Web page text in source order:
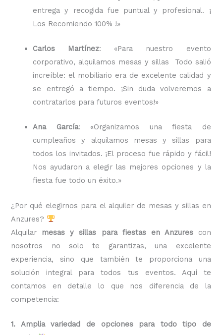
entrega y recogida fue puntual y profesional. ¡
Los Recomiendo 100% !»
Carlos Martínez: «Para nuestro evento
corporativo, alquilamos mesas y sillas Todo salió
increíble: el mobiliario era de excelente calidad y
se entregó a tiempo. ¡Sin duda volveremos a
contratarlos para futuros eventos!»
Ana García: «Organizamos una fiesta de
cumpleaños y alquilamos mesas y sillas para
todos los invitados. ¡El proceso fue rápido y fácil!
Nos ayudaron a elegir las mejores opciones y la
fiesta fue todo un éxito.»
¿Por qué elegirnos para el alquiler de mesas y sillas en
Anzures?
Alquilar mesas y sillas para fiestas en Anzures con
nosotros no solo te garantizas, una excelente
experiencia, sino que también te proporciona una
solución integral para todos tus eventos. Aquí te
contamos en detalle lo que nos diferencia de la
competencia:
1. Amplia variedad de opciones para todo tipo de